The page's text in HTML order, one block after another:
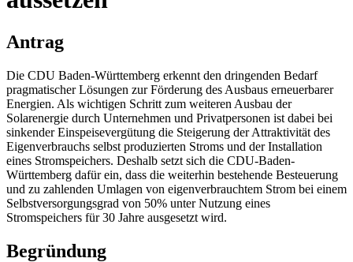
Antrag
Die CDU Baden-Württemberg erkennt den dringenden Bedarf
pragmatischer Lösungen zur Förderung des Ausbaus erneuerbarer
Energien. Als wichtigen Schritt zum weiteren Ausbau der
Solarenergie durch Unternehmen und Privatpersonen ist dabei bei
sinkender Einspeisevergütung die Steigerung der Attraktivität des
Eigenverbrauchs selbst produzierten Stroms und der Installation
eines Stromspeichers. Deshalb setzt sich die CDU-Baden-
Württemberg dafür ein, dass die weiterhin bestehende Besteuerung
und zu zahlenden Umlagen von eigenverbrauchtem Strom bei einem
Selbstversorgungsgrad von 50% unter Nutzung eines
Stromspeichers für 30 Jahre ausgesetzt wird.
Begründung